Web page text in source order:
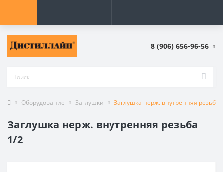
8 (906) 656-96-56
Оборудование Заглушки Заглушка нерж. внутренняя резьба
Заглушка нерж. внутренняя резьба
1/2